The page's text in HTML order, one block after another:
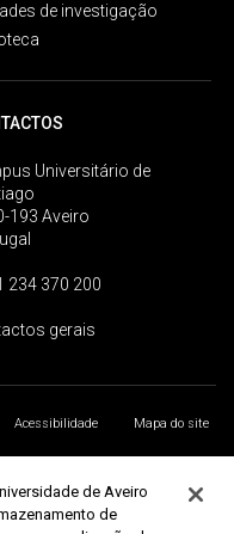
de investigação
Universitário de
193 Aveiro
234 370 200
gerais
Acessibilidade
Mapa do site
de Aveiro
de